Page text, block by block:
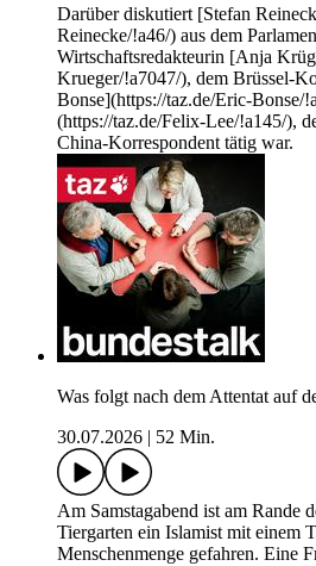
Darüber diskutiert [Stefan
Reinecke/!a46/) aus dem
Wirtschaftsredakteurin [Anja
Krueger/!a7047/), dem Brüssel-
Bonse](https://taz.de/Eric-Bonse/
(https://taz.de/Felix-Lee/!a145/),
China-Korrespondent tätig war.
Was folgt nach dem Attentat auf
30.07.2026
52 Min.
Am Samstagabend ist am Rande
Tiergarten ein Islamist mit einem
Menschenmenge gefahren. Eine